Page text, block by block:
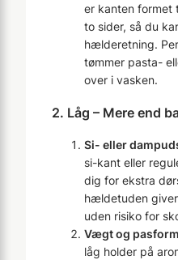
er kanten formet
to sider, så du
hælderetning.
tømmer pasta-
over i vasken.
2. Låg – Mere end
Si- eller
si-kant eller
dig for ekstra
hældetuden
uden risiko for
Vægt og
låg holder på